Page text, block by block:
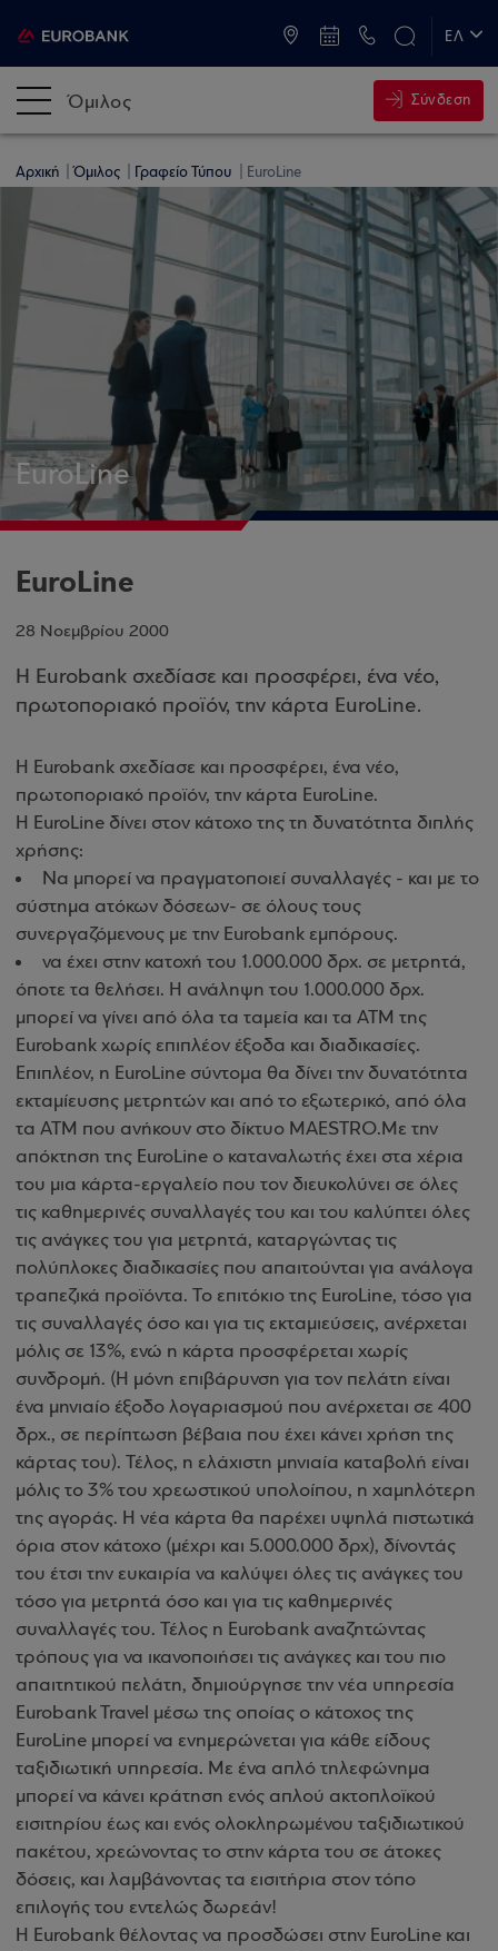
ΕΛ
Όμιλος Σύνδεση
Αρχική Όμιλος Γραφείο Τύπου EuroLine
EuroLine
EuroLine
28 Νοεμβρίου 2000
Η Eurobank σχεδίασε και προσφέρει, ένα νέο,
πρωτοποριακό προϊόν, την κάρτα EuroLine.
Η Eurobank σχεδίασε και προσφέρει, ένα νέο,
πρωτοποριακό προϊόν, την κάρτα EuroLine.
Η EuroLine δίνει στον κάτοχο της τη δυνατότητα διπλής
χρήσης:
Να μπορεί να πραγματοποιεί συναλλαγές - και με το
σύστημα ατόκων δόσεων- σε όλους τους
συνεργαζόμενους με την Eurobank εμπόρους.
να έχει στην κατοχή του 1.000.000 δρχ. σε μετρητά,
όποτε τα θελήσει. Η ανάληψη του 1.000.000 δρχ.
μπορεί να γίνει από όλα τα ταμεία και τα ATM της
Eurobank χωρίς επιπλέον έξοδα και διαδικασίες.
Επιπλέον, η EuroLine σύντομα θα δίνει την δυνατότητα
εκταμίευσης μετρητών και από το εξωτερικό, από όλα
τα ATM που ανήκουν στο δίκτυο MAESTRO.Με την
απόκτηση της EuroLine ο καταναλωτής έχει στα χέρια
του μια κάρτα-εργαλείο που τον διευκολύνει σε όλες
τις καθημερινές συναλλαγές του και του καλύπτει όλες
τις ανάγκες του για μετρητά, καταργώντας τις
πολύπλοκες διαδικασίες που απαιτούνται για ανάλογα
τραπεζικά προϊόντα. Το επιτόκιο της EuroLine, τόσο για
τις συναλλαγές όσο και για τις εκταμιεύσεις, ανέρχεται
μόλις σε 13%, ενώ η κάρτα προσφέρεται χωρίς
συνδρομή. (Η μόνη επιβάρυνση για τον πελάτη είναι
ένα μηνιαίο έξοδο λογαριασμού που ανέρχεται σε 400
δρχ., σε περίπτωση βέβαια που έχει κάνει χρήση της
κάρτας του). Τέλος, η ελάχιστη μηνιαία καταβολή είναι
μόλις το 3% του χρεωστικού υπολοίπου, η χαμηλότερη
της αγοράς. Η νέα κάρτα θα παρέχει υψηλά πιστωτικά
όρια στον κάτοχο (μέχρι και 5.000.000 δρχ), δίνοντάς
του έτσι την ευκαιρία να καλύψει όλες τις ανάγκες του
τόσο για μετρητά όσο και για τις καθημερινές
συναλλαγές του. Τέλος η Eurobank αναζητώντας
τρόπους για να ικανοποιήσει τις ανάγκες και του πιο
απαιτητικού πελάτη, δημιούργησε την νέα υπηρεσία
Eurobank Travel μέσω της οποίας ο κάτοχος της
EuroLine μπορεί να ενημερώνεται για κάθε είδους
ταξιδιωτική υπηρεσία. Με ένα απλό τηλεφώνημα
μπορεί να κάνει κράτηση ενός απλού ακτοπλοϊκού
εισιτηρίου έως και ενός ολοκληρωμένου ταξιδιωτικού
πακέτου, χρεώνοντας το στην κάρτα του σε άτοκες
δόσεις, και λαμβάνοντας τα εισιτήρια στον τόπο
επιλογής του εντελώς δωρεάν!
Η Eurobank θέλοντας να προσδώσει στην EuroLine και